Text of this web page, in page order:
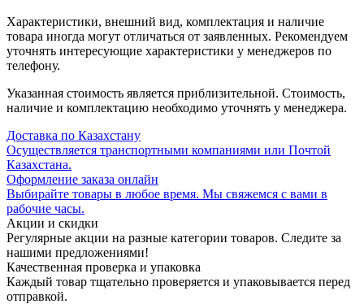
Характеристики, внешний вид, комплектация и наличие
товара иногда могут отличаться от заявленных. Рекомендуем
уточнять интересующие характеристики у менеджеров по
телефону.
Указанная стоимость является приблизительной. Стоимость,
наличие и комплектацию необходимо уточнять у менеджера.
Доставка по Казахстану
Осуществляется транспортными компаниями или Почтой
Казахстана.
Оформление заказа онлайн
Выбирайте товары в любое время. Мы свяжемся с вами в
рабочие часы.
Акции и скидки
Регулярные акции на разные категории товаров. Следите за
нашими предложениями!
Качественная проверка и упаковка
Каждый товар тщательно проверяется и упаковывается перед
отправкой.